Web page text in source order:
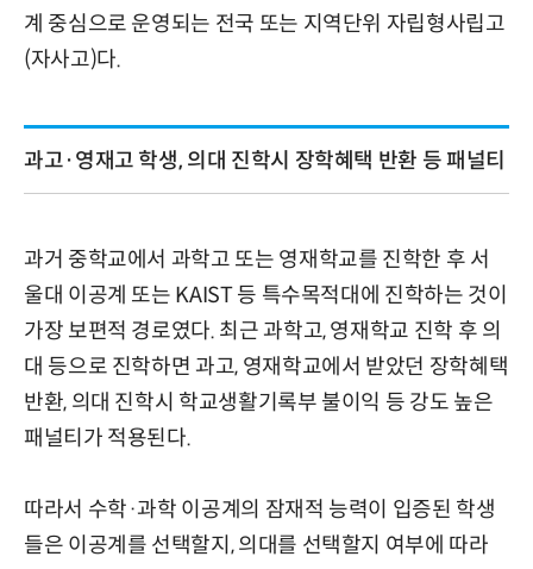
계 중심으로 운영되는 전국 또는 지역단위 자립형사립고
(자사고)다.
과고·영재고 학생, 의대 진학시 장학혜택 반환 등 패널티
과거 중학교에서 과학고 또는 영재학교를 진학한 후 서
울대 이공계 또는 KAIST 등 특수목적대에 진학하는 것이
가장 보편적 경로였다. 최근 과학고, 영재학교 진학 후 의
대 등으로 진학하면 과고, 영재학교에서 받았던 장학혜택
반환, 의대 진학시 학교생활기록부 불이익 등 강도 높은
패널티가 적용된다.
따라서 수학·과학 이공계의 잠재적 능력이 입증된 학생
들은 이공계를 선택할지, 의대를 선택할지 여부에 따라